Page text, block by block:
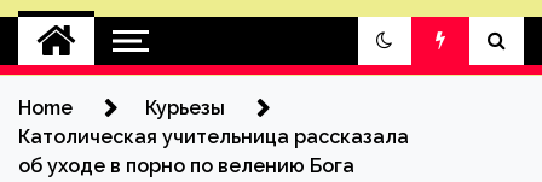
Home
Курьезы
Католическая учительница рассказала
об уходе в порно по велению Бога